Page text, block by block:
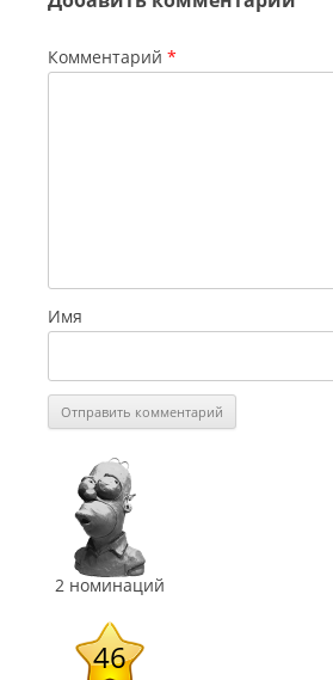
Комментарий *
Имя
СинеГомэр
2013
Лучший
фильм
ser6630)
СинеГомэр
2013
Лучший
закадровый
голос
ser6630)
2 номинаций
46